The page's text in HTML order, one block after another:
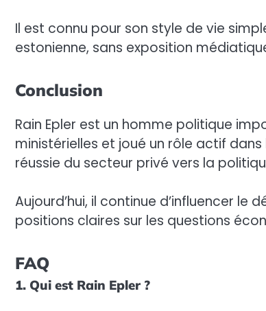
Il est connu pour son style de vie
estonienne, sans exposition
Conclusion
Rain Epler est un homme politique
ministérielles et joué un rôle actif
réussie du secteur privé vers la
Aujourd’hui, il continue d’influencer
positions claires sur les questions
FAQ
1. Qui est Rain Epler ?